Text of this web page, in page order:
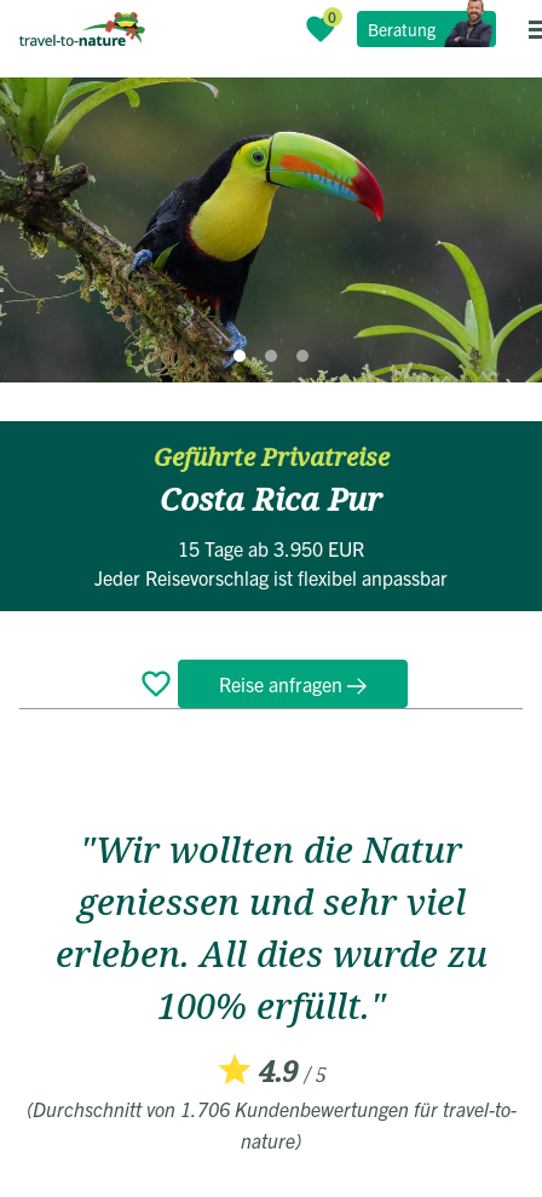
Beratung
Geführte Privatreise
Costa Rica Pur
15 Tage ab 3.950 EUR
Jeder Reisevorschlag ist flexibel anpassbar
Reise anfragen
ÜberblickReiseverlaufBewertungenTermineFAQ
"Wir wollten die Natur
geniessen und sehr viel
erleben. All dies wurde zu
100% erfüllt."
4.9/ 5
(Durchschnitt von 1.706 Kundenbewertungen für travel-to-
nature)